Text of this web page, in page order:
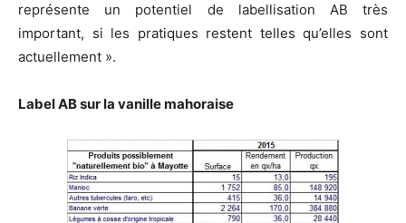
représente un potentiel de labellisation AB très
important, si les pratiques restent telles qu’elles sont
actuellement ».
Label AB sur la vanille mahoraise